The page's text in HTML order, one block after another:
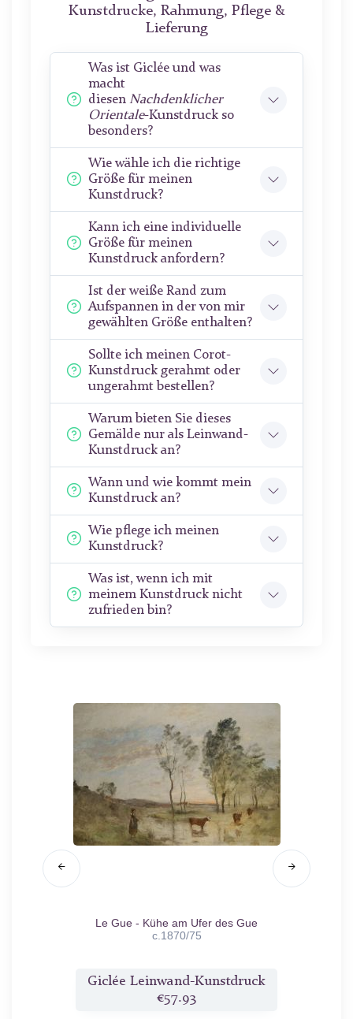
Kunstdrucke, Rahmung, Pflege &
Lieferung
Was ist Giclée und was
macht
diesen Nachdenklicher
Orientale-Kunstdruck so
besonders?
Wie wähle ich die richtige
Größe für meinen
Kunstdruck?
Kann ich eine individuelle
Größe für meinen
Kunstdruck anfordern?
Ist der weiße Rand zum
Aufspannen in der von mir
gewählten Größe enthalten?
Sollte ich meinen Corot-
Kunstdruck gerahmt oder
ungerahmt bestellen?
Warum bieten Sie dieses
Gemälde nur als Leinwand-
Kunstdruck an?
Wann und wie kommt mein
Kunstdruck an?
Wie pflege ich meinen
Kunstdruck?
Was ist, wenn ich mit
meinem Kunstdruck nicht
zufrieden bin?
Le Gue - Kühe am Ufer des Gue
c.1870/75
Giclée Leinwand-Kunstdruck
€57.93